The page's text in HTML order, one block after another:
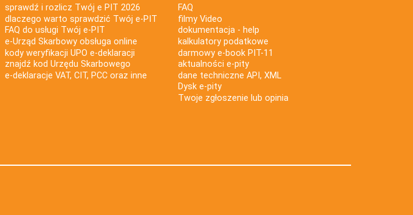
sprawdź i rozlicz Twój e PIT 2026
dlaczego warto sprawdzić Twój e-PIT
FAQ do usługi Twój e-PIT
e-Urząd Skarbowy obsługa online
kody weryfikacji UPO e-deklaracji
znajdź kod Urzędu Skarbowego
e-deklaracje VAT, CIT, PCC oraz inne
FAQ
filmy Video
dokumentacja - help
kalkulatory podatkowe
darmowy e-book PIT-11
aktualności e-pity
dane techniczne API, XML
Dysk e-pity
Twoje zgłoszenie lub opinia